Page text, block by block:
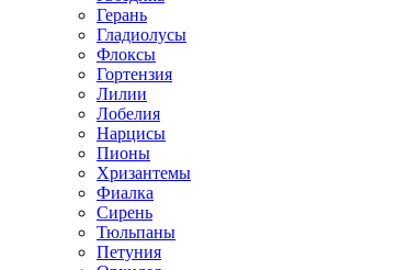
Герань
Гладиолусы
Флоксы
Гортензия
Лилии
Лобелия
Нарцисы
Пионы
Хризантемы
Фиалка
Сирень
Тюльпаны
Петуния